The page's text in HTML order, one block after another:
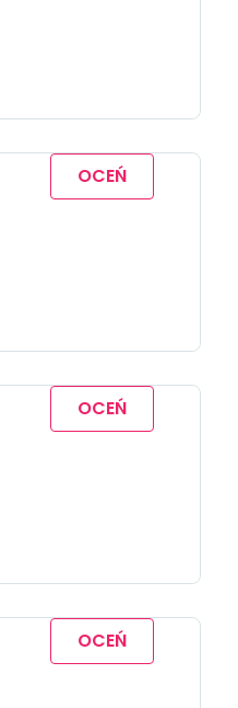
OCEŃ
OCEŃ
OCEŃ